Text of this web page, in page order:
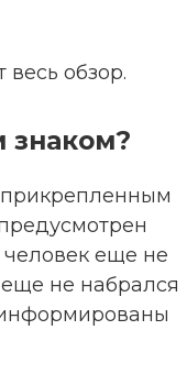
обзор.
знаком?
человек еще не
не набрался